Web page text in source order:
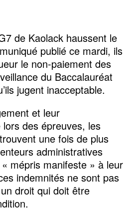
de Kaolack haussent le
publié ce mardi, ils
le non-paiement des
du Baccalauréat
jugent inacceptable.
et leur
des épreuves, les
une fois de plus
administratives
« mépris manifeste » à leur
indemnités ne sont pas
droit qui doit être